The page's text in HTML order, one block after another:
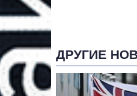
ДРУГИЕ